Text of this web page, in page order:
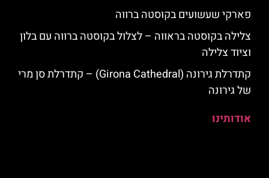
פארקי שעשועים בקוסטה ברווה
צלילה בקוסטה בראווה – לצלול בקוסטה ברווה עם בלון
וציוד צלילה
קתדרלת גירונה (Girona Cathedral) – קתדרלת סן מרי
של גירונה
אודותינו